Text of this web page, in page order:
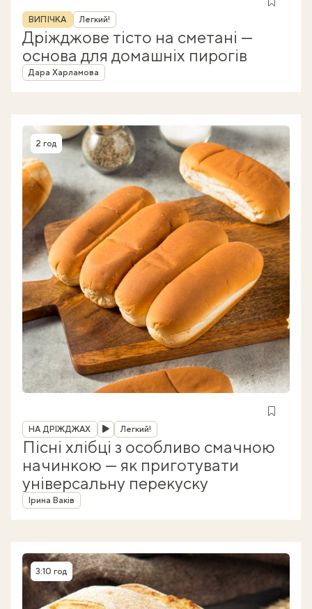
Рубрика
ВИПІЧКА Легкий!
Дріжджове тісто на сметані —
основа для домашніх пирогів
Автор
Дара Харламова
Час приготування
2 год
Рубрика
НА ДРІЖДЖАХ Легкий!
Пісні хлібці з особливо смачною
начинкою — як приготувати
універсальну перекуску
Автор
Ірина Ваків
Час приготування
3:10 год